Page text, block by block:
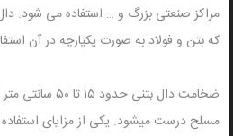
مراکز صنعتی بزرگ و … استفاده می شود.
که بتن و فولاد به صورت یکپارچه در آن
ضخامت دال بتنی
مسلح درست میشود. یکی از مزایای استفاده